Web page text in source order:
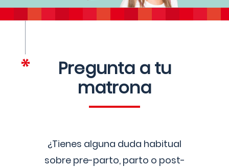
Pregunta a tu
matrona
¿Tienes alguna duda habitual
sobre pre-parto, parto o post-